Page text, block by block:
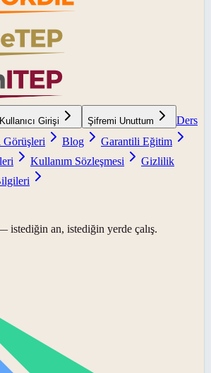
Kullanıcı Girişi Şifremi Unuttum
Ders
Görüşleri Blog
Garantili Eğitim
Kullanım Sözleşmesi
Gizlilik
istediğin an, istediğin yerde çalış.